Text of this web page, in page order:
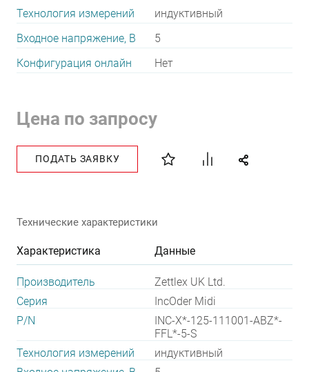
Технология измерений
индуктивный
Входное напряжение, В
5
Конфигурация онлайн
Нет
Цена по запросу
ПОДАТЬ ЗАЯВКУ
Технические характеристики
Характеристика Данные
Производитель
Zettlex UK Ltd.
Серия
IncOder Midi
P/N
INC-X*-125-111001-ABZ*-
FFL*-5-S
Технология измерений
индуктивный